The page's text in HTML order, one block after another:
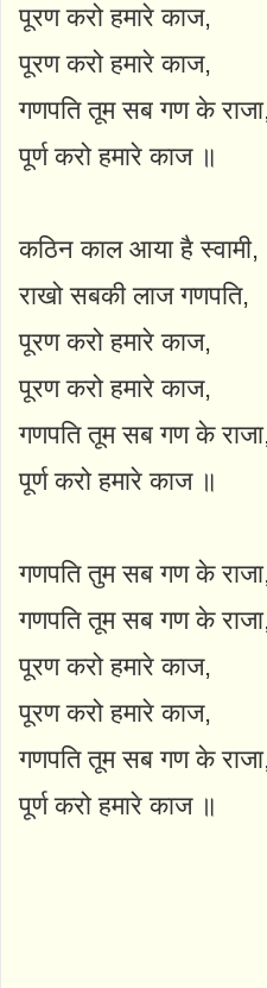
पूरण करो हमारे काज,
पूरण करो हमारे काज,
गणपति तूम सब गण के
पूर्ण करो हमारे काज ॥
कठिन काल आया है स्वामी,
राखो सबकी लाज गणपति,
पूरण करो हमारे काज,
पूरण करो हमारे काज,
गणपति तूम सब गण के
पूर्ण करो हमारे काज ॥
गणपति तुम सब गण के
गणपति तूम सब गण के
पूरण करो हमारे काज,
पूरण करो हमारे काज,
गणपति तूम सब गण के
पूर्ण करो हमारे काज ॥